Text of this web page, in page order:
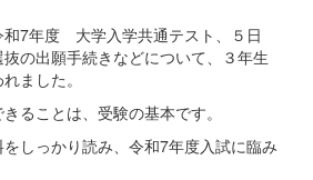
7年度 大学入学共通テスト、５日
抜の出願手続きなどについて、３年生
ました。
ることは、受験の基本です。
しっかり読み、令和7年度入試に臨み